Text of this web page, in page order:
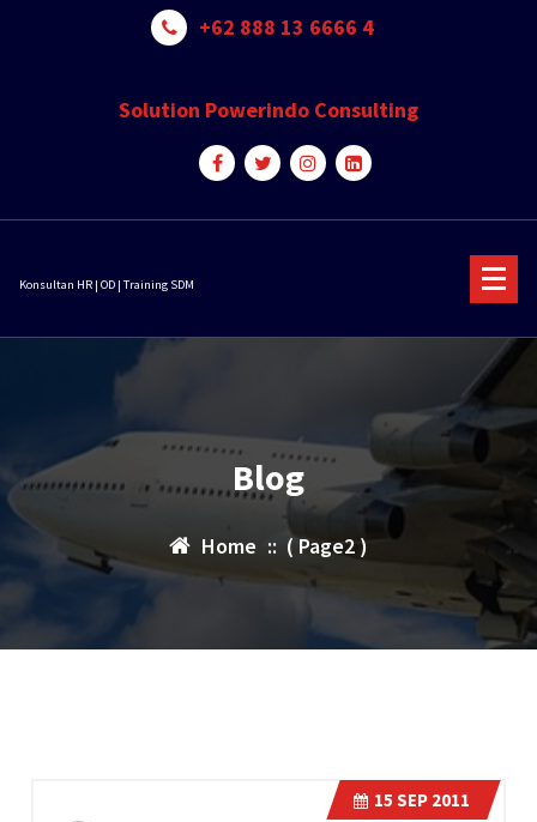
+62 888 13 6666 4
Solution Powerindo Consulting
Konsultan HR | OD | Training SDM
Blog
Home :: ( Page2 )
15 SEP 2011